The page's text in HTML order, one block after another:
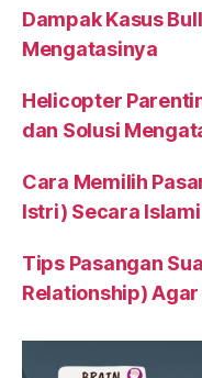
Dampak Kasus
Mengatasinya
Helicopter
dan Solusi
Cara Memilih
Istri) Secara
Tips Pasangan
Relationship)